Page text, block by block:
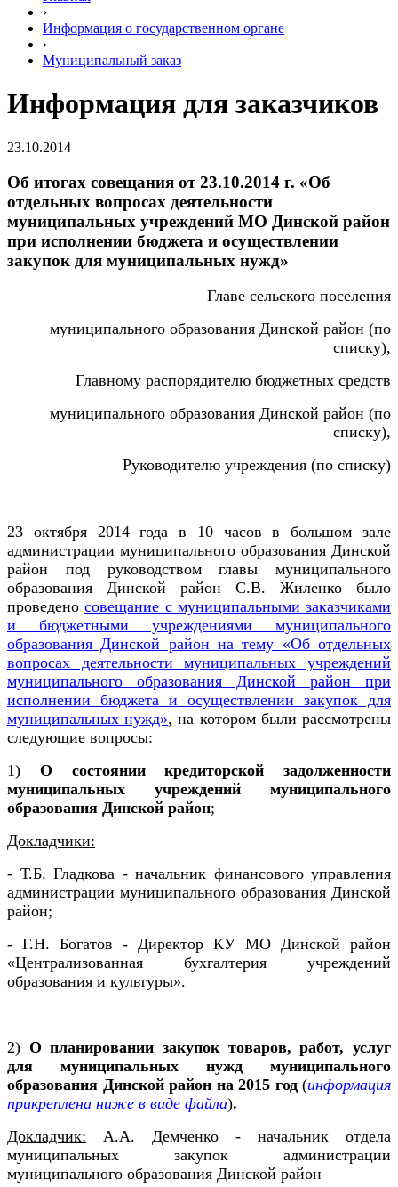
›
Информация о государственном органе
›
Муниципальный заказ
Информация для заказчиков
23.10.2014
Об итогах совещания от 23.10.2014 г. «Об
отдельных вопросах деятельности
муниципальных учреждений МО Динской район
при исполнении бюджета и осуществлении
закупок для муниципальных нужд»
Главе сельского поселения
муниципального образования Динской район (по
списку),
Главному распорядителю бюджетных средств
муниципального образования Динской район (по
списку),
Руководителю учреждения (по списку)
23 октября 2014 года в 10 часов в большом зале
администрации муниципального образования Динской
район под руководством главы муниципального
образования Динской район С.В. Жиленко было
проведеносовещание с муниципальными заказчиками
и бюджетными учреждениями муниципального
образования Динской район на тему «Об отдельных
вопросах деятельности муниципальных учреждений
муниципального образования Динской район при
исполнении бюджета и осуществлении закупок для
муниципальных нужд», на котором были рассмотрены
следующие вопросы:
1) О состоянии кредиторской задолженности
муниципальных учреждений муниципального
образования Динской район;
Докладчики:
- Т.Б. Гладкова - начальник финансового управления
администрации муниципального образования Динской
район;
- Г.Н. Богатов - Директор КУ МО Динской район
«Централизованная бухгалтерия учреждений
образования и культуры».
2) О планировании закупок товаров, работ, услуг
для муниципальных нужд муниципального
образования Динской район на 2015 год (информация
прикреплена ниже в виде файла).
Докладчик: А.А. Демченко - начальник отдела
муниципальных закупок администрации
муниципального образования Динской район